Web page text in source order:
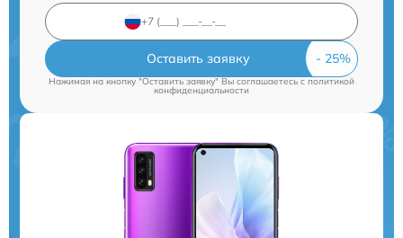
Оставить заявку
Нажимая на кнопку "Оставить заявку" Вы соглашаетесь cполитикой
конфиденциальности